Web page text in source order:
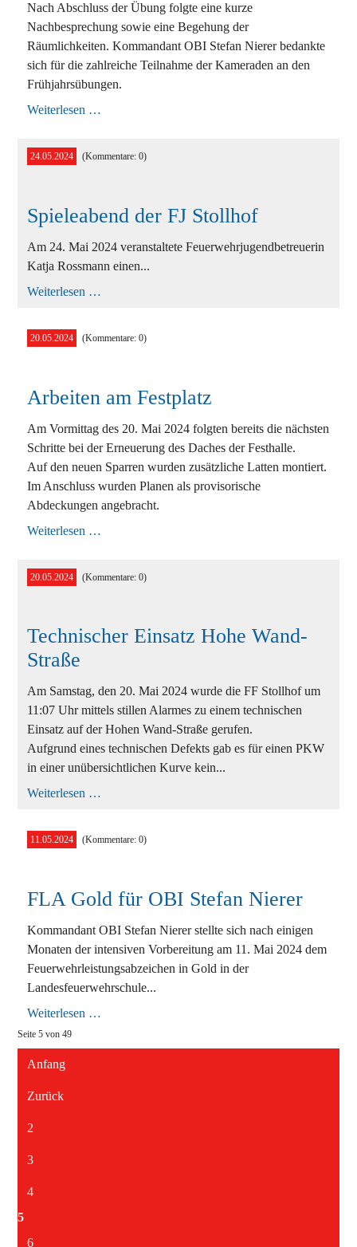
Nach Abschluss der Übung folgte eine kurze
Nachbesprechung sowie eine Begehung der
Räumlichkeiten. Kommandant OBI Stefan Nierer bedankte
sich für die zahlreiche Teilnahme der Kameraden an den
Frühjahrsübungen.
Weiterlesen …
Stollhof
24.05.2024 (Kommentare: 0)
Spieleabend der FJ Stollhof
Am 24. Mai 2024 veranstaltete Feuerwehrjugendbetreuerin
Katja Rossmann einen...
Weiterlesen …
20.05.2024 (Kommentare: 0)
Arbeiten am Festplatz
Am Vormittag des 20. Mai 2024 folgten bereits die nächsten
Schritte bei der Erneuerung des Daches der Festhalle.
Auf den neuen Sparren wurden zusätzliche Latten montiert.
Im Anschluss wurden Planen als provisorische
Abdeckungen angebracht.
Weiterlesen …
20.05.2024 (Kommentare: 0)
Technischer Einsatz Hohe Wand-
Straße
Am Samstag, den 20. Mai 2024 wurde die FF Stollhof um
11:07 Uhr mittels stillen Alarmes zu einem technischen
Einsatz auf der Hohen Wand-Straße gerufen.
Aufgrund eines technischen Defekts gab es für einen PKW
in einer unübersichtlichen Kurve kein...
Weiterlesen …
Straße
11.05.2024 (Kommentare: 0)
FLA Gold für OBI Stefan Nierer
Kommandant OBI Stefan Nierer stellte sich nach einigen
Monaten der intensiven Vorbereitung am 11. Mai 2024 dem
Feuerwehrleistungsabzeichen in Gold in der
Landesfeuerwehrschule...
Weiterlesen …
OBI
Seite 5 von 49
Anfang
Zurück
2
3
4
5
6